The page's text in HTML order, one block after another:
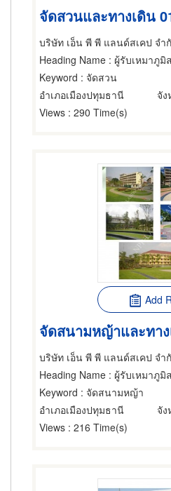
จัดสวนและทางเดิน
บริษัท เอ็น พี พี แลนด์สเคป จำ
Heading Name : ผู้รับเหมาภูมิ
Keyword : จัดสวน
อำเภอเมืองปทุมธานี
จั
Views : 290 Time(s)
Add
จัดสนามหญ้าและทา
บริษัท เอ็น พี พี แลนด์สเคป จำ
Heading Name : ผู้รับเหมาภูมิ
Keyword : จัดสนามหญ้า
อำเภอเมืองปทุมธานี
จั
Views : 216 Time(s)